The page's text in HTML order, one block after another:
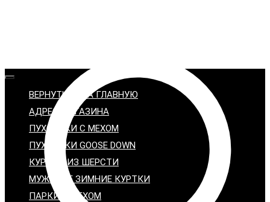
ВЕРНУТЬСЯ НА ГЛАВНУЮ
АДРЕС МАГАЗИНА
ПУХОВИКИ С МЕХОМ
ПУХОВИКИ GOOSE DOWN
КУРТКИ ИЗ ШЕРСТИ
МУЖСКИЕ ЗИМНИЕ КУРТКИ
ПАРКИ С МЕХОМ